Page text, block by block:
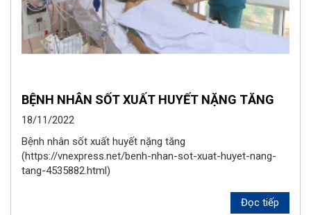
BỆNH NHÂN SỐT XUẤT HUYẾT NẶNG TĂNG
18/11/2022
Bệnh nhân sốt xuất huyết nặng tăng
(https://vnexpress.net/benh-nhan-sot-xuat-huyet-nang-
tang-4535882.html)
Đọc tiếp